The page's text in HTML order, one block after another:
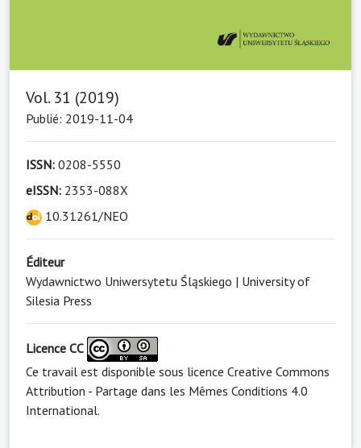
Vol. 31 (2019)
Publié: 2019-11-04
ISSN: 0208-5550
eISSN: 2353-088X
10.31261/NEO
Éditeur
Wydawnictwo Uniwersytetu Śląskiego | University of
Silesia Press
Licence CC
Ce travail est disponible sous licence Creative Commons
Attribution - Partage dans les Mêmes Conditions 4.0
International.